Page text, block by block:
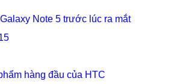
Note 5 trước lúc ra mắt
hàng đầu của HTC